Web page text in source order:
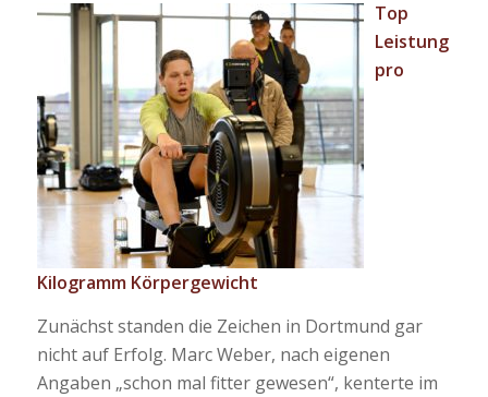
Top
Leistung
pro
Kilogramm Körpergewicht
Zunächst standen die Zeichen in Dortmund gar
nicht auf Erfolg. Marc Weber, nach eigenen
Angaben „schon mal fitter gewesen“, kenterte im